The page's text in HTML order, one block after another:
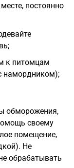
постоянно
к питомцам
намордником);
обморожения,
своему
помещение,
Не
обрабатывать